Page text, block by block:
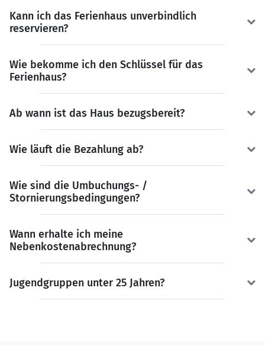
Kann ich das Ferienhaus unverbindlich
reservieren?
Wie bekomme ich den Schlüssel für das
Ferienhaus?
Ab wann ist das Haus bezugsbereit?
Wie läuft die Bezahlung ab?
Wie sind die Umbuchungs- /
Stornierungsbedingungen?
Wann erhalte ich meine
Nebenkostenabrechnung?
Jugendgruppen unter 25 Jahren?